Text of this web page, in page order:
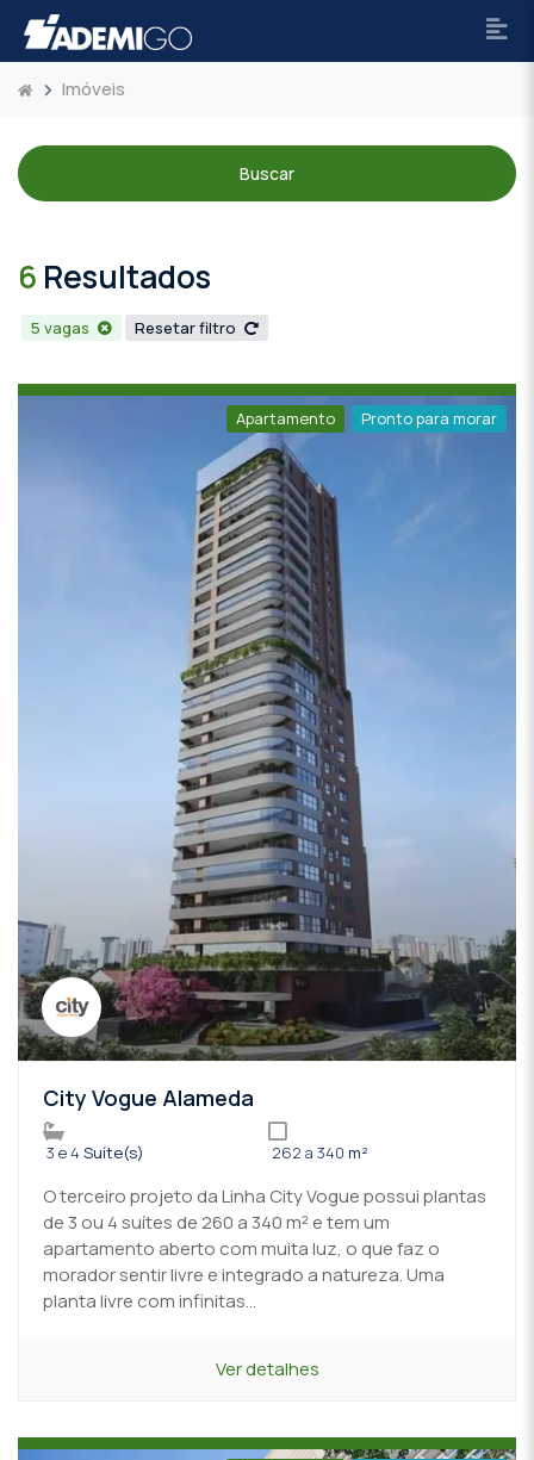
Imóveis
Buscar
6 Resultados
5 vagas Resetar filtro
Apartamento Pronto para morar
City Vogue Alameda
3 e 4 Suíte(s) 262 a 340 m²
O terceiro projeto da Linha City Vogue possui plantas
de 3 ou 4 suítes de 260 a 340 m² e tem um
apartamento aberto com muita luz, o que faz o
morador sentir livre e integrado a natureza. Uma
planta livre com infinitas...
Ver detalhes